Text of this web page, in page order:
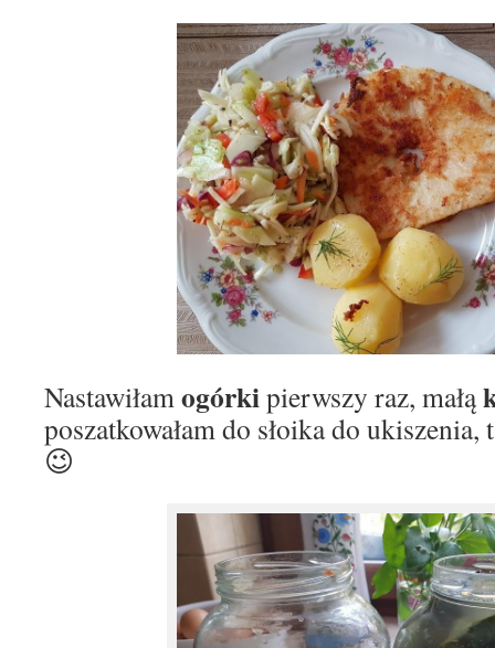
Nastawiłamogórkipierwszy raz, małą
poszatkowałam do słoika do
😉